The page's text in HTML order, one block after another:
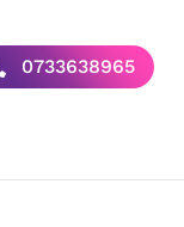
0733638965